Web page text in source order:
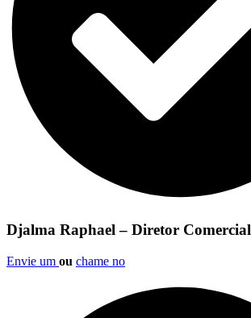
Djalma Raphael – Diretor Comercial
Envie um ou chame no